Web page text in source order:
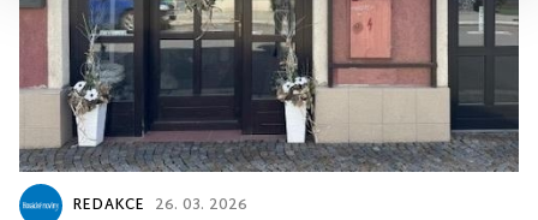
REDAKCE 26. 03. 2026